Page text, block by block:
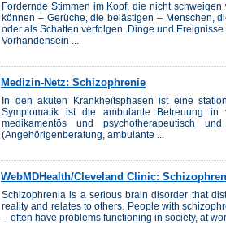
Fordernde Stimmen im Kopf, die nicht
können – Gerüche, die belästigen – Menschen,
oder als Schatten verfolgen. Dinge und
Vorhandensein ...
Medizin-Netz: Schizophrenie
In den akuten Krankheitsphasen ist eine
Symptomatik ist die ambulante Betreuung
medikamentös und psychotherapeutisch
(Angehörigenberatung, ambulante ...
WebMDHealth/Cleveland Clinic:
Schizophrenia is a serious brain disorder that
reality and relates to others. People with
-- often have problems functioning in society, at